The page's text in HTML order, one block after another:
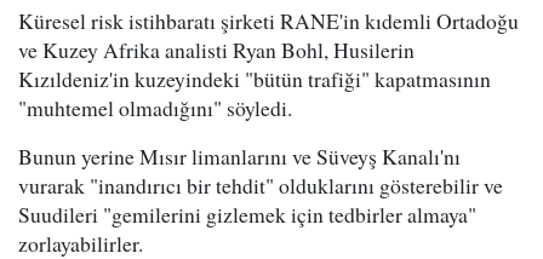
Küresel risk istihbaratı şirketi RANE'in kıdemli Ortadoğu
ve Kuzey Afrika analisti Ryan Bohl, Husilerin
Kızıldeniz'in kuzeyindeki "bütün trafiği" kapatmasının
"muhtemel olmadığını" söyledi.
Bunun yerine Mısır limanlarını ve Süveyş Kanalı'nı
vurarak "inandırıcı bir tehdit" olduklarını gösterebilir ve
Suudileri "gemilerini gizlemek için tedbirler almaya"
zorlayabilirler.